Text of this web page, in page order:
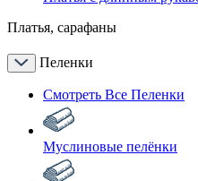
Платья, сарафаны
Пеленки
Смотреть Все Пеленки
Муслиновые пелёнки